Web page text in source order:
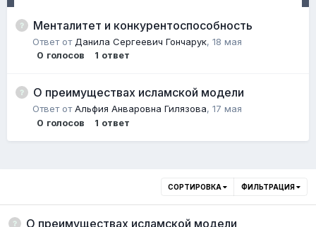
Менталитет и конкурентоспособность
Ответ от Данила Сергеевич Гончарук, 18 мая
0 голосов 1 ответ
О преимуществах исламской модели
Ответ отАльфия Анваровна Гилязова, 17 мая
0 голосов 1 ответ
СОРТИРОВКА ФИЛЬТРАЦИЯ
О преимуществах исламской модели